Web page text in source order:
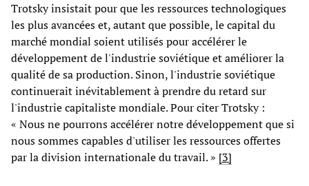
Trotsky insistait pour que les ressources technologiques
les plus avancées et, autant que possible, le capital du
marché mondial soient utilisés pour accélérer le
développement de l'industrie soviétique et améliorer la
qualité de sa production. Sinon, l'industrie soviétique
continuerait inévitablement à prendre du retard sur
l'industrie capitaliste mondiale. Pour citer Trotsky :
« Nous ne pourrons accélérer notre développement que si
nous sommes capables d'utiliser les ressources offertes
par la division internationale du travail. » [3]